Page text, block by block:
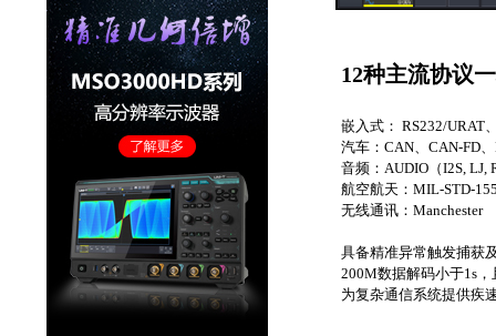
12种主流协议
嵌入式： RS232/URAT
汽车：CAN、CAN-FD
音频：AUDIO（I2S, LJ,
航空航天：MIL-STD-
无线通讯：Manchester
具备精准异常触发捕获
200M数据解码小于1s
为复杂通信系统提供疾